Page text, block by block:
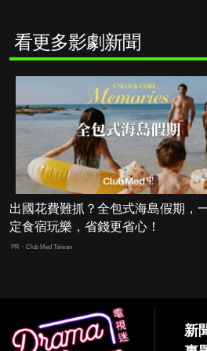
看更多影劇新聞
出國花費難抓？全包式海島假期，
定食宿玩樂，省錢更省心！
PR・Club Med Taiwan
新